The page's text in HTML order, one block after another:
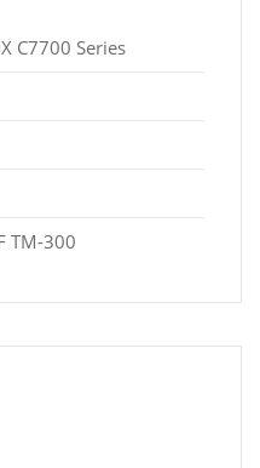
C7700 Series
TM-300